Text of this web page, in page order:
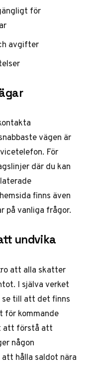
för
avgifter
vägen är
För
där du kan
finns även
på vanliga frågor.
undvika
att alla skatter
I själva verket
till att det finns
för kommande
att förstå att
någon
hålla saldot nära